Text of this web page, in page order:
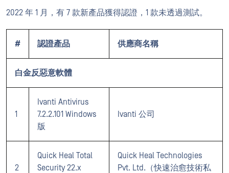
2022 年 1 月，有 7 款新產品獲得認證，1 款未透過測試。
# 認證產品 供應商名稱
白金反惡意軟體
1
Ivanti Antivirus
7.2.2.101 Windows
版
Ivanti 公司
2
Quick Heal Total
Security 22.x
Quick Heal Technologies
Pvt. Ltd.（快速治愈技術私